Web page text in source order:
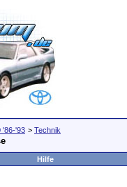
'86-'93 > Technik
Hilfe